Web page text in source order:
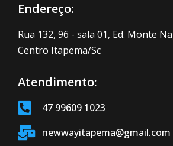
Endereço:
Rua 132, 96 - sala 01, Ed. Monte
Centro Itapema/Sc
Atendimento:
47 99609 1023
newwayitapema@gmail.com